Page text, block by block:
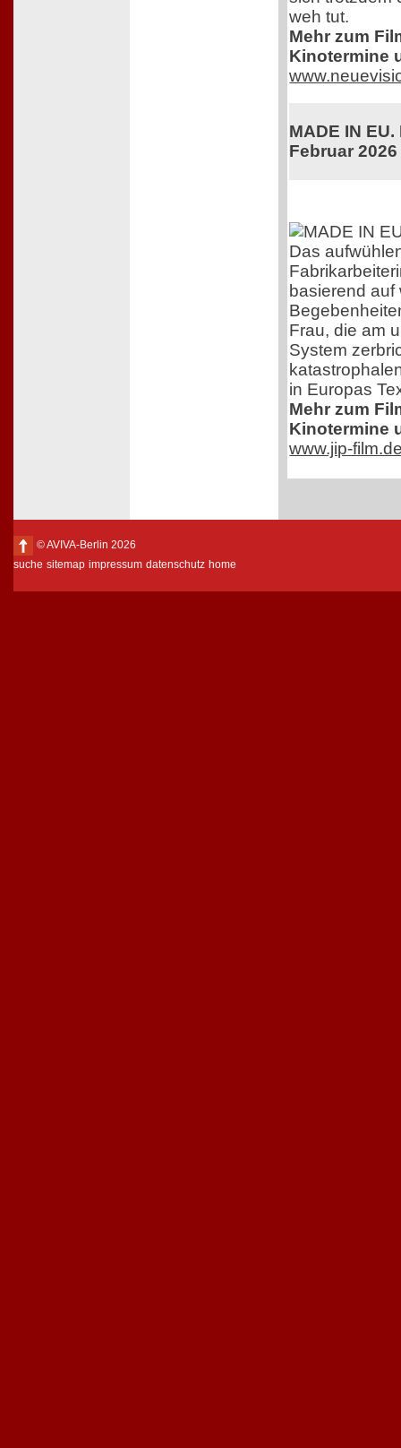
weh tut.
Mehr zum
Kinotermine
MADE IN
Februar 2026
Das
basierend auf
Frau, die am
System
in Europas
Mehr zum
Kinotermine
www.jip-
© AVIVA-Berlin 2026
suche sitemap impressum datenschutz home